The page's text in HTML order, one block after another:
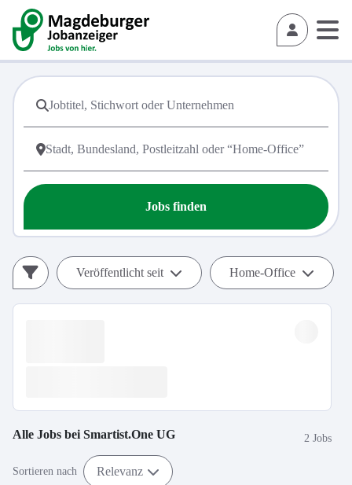
Jobs finden
Veröffentlicht seit Home-Office
Alle Jobs bei Smartist.One UG 2 Jobs
Sortieren nach Relevanz